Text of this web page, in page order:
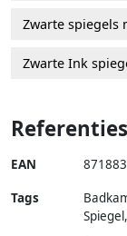
Zwarte spiegels
Zwarte Ink
Referenties
EAN
Tags